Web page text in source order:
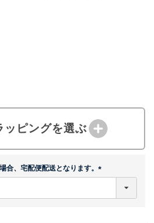
ッピングを選ぶ
合、宅配便配送となります。